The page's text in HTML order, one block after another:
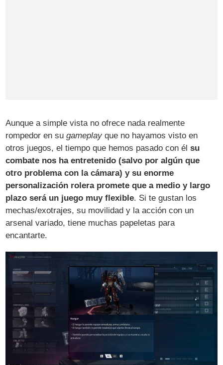
Aunque a simple vista no ofrece nada realmente
rompedor en sugameplay que no hayamos visto en
otros juegos, el tiempo que hemos pasado con élsu
combate nos ha entretenido (salvo por algún que
otro problema con la cámara) y su enorme
personalización rolera promete que a medio y largo
plazo será un juego muy flexible. Si te gustan los
mechas/exotrajes, su movilidad y la acción con un
arsenal variado, tiene muchas papeletas para
encantarte.